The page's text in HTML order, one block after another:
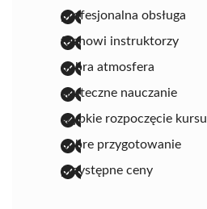
profesjonalna obsługa
fachowi instruktorzy
dobra atmosfera
skuteczne nauczanie
szybkie rozpoczęcie kursu
dobre przygotowanie
przystępne ceny